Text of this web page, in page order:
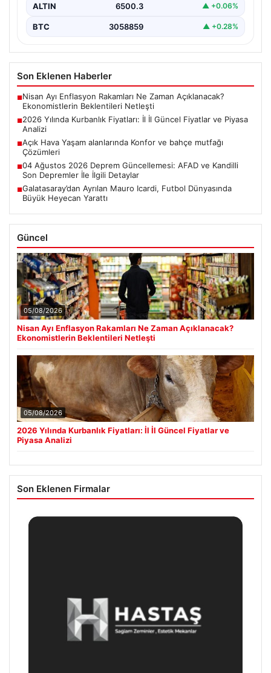
ALTIN 6500.3 ▲ +0.06%
BTC 3058859 ▲ +0.28%
Son Eklenen Haberler
■Nisan Ayı Enflasyon Rakamları Ne Zaman Açıklanacak?
Ekonomistlerin Beklentileri Netleşti
■2026 Yılında Kurbanlık Fiyatları: İl İl Güncel Fiyatlar ve Piyasa
Analizi
■Açık Hava Yaşam alanlarında Konfor ve bahçe mutfağı
Çözümleri
■04 Ağustos 2026 Deprem Güncellemesi: AFAD ve Kandilli
Son Depremler İle İlgili Detaylar
■Galatasaray’dan Ayrılan Mauro Icardi, Futbol Dünyasında
Büyük Heyecan Yarattı
Güncel
05/08/2026
Nisan Ayı Enflasyon Rakamları Ne Zaman Açıklanacak?
Ekonomistlerin Beklentileri Netleşti
05/08/2026
2026 Yılında Kurbanlık Fiyatları: İl İl Güncel Fiyatlar ve
Piyasa Analizi
Son Eklenen Firmalar